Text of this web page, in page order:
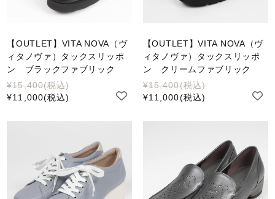
【OUTLET】VITA NOVA（ヴ
ィタノヴァ）タックスリッポ
ン ブラックファブリック
¥15,400(税込)
¥11,000(税込)
【OUTLET】VITA NOVA（ヴ
ィタノヴァ）タックスリッポ
ン クリームファブリック
¥15,400(税込)
¥11,000(税込)